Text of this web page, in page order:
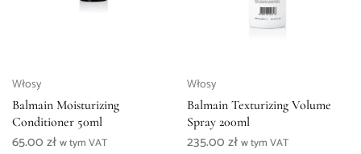
Włosy
Balmain Moisturizing
Conditioner 50ml
65.00złw tym VAT
Włosy
Balmain Texturizing Volume
Spray 200ml
235.00zł w tym VAT